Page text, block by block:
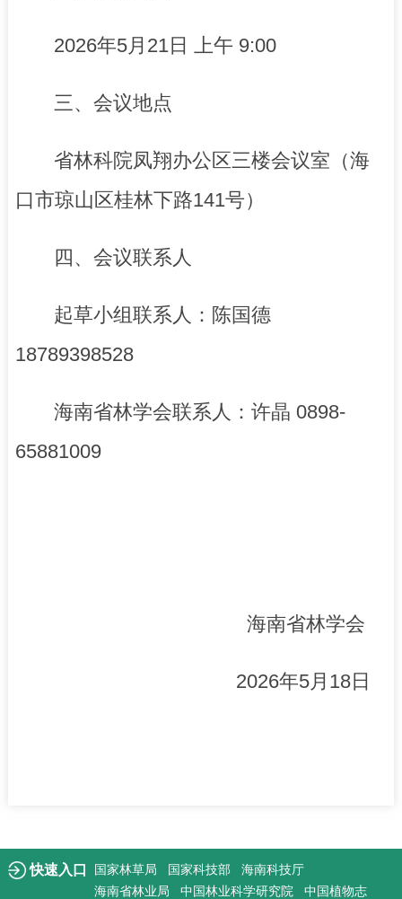
2026年5月21日 上午 9:00
三、会议地点
省林科院凤翔办公区三楼会议室（海
口市琼山区桂林下路141号）
四、会议联系人
起草小组联系人：陈国德
18789398528
海南省林学会联系人：许晶 0898-
65881009
海南省林学会
2026年5月 18日
快速入口 国家林草局 国家科技部
海南科技厅
海南省林业局
中国林业科学研究院 中国植物志